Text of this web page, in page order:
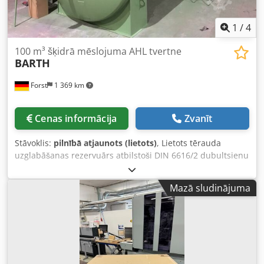
1 /4
Forst 1 369 km
100 m³ šķidrā mēslojuma AHL tvertne
BARTH
Cenas informācija Zvanīt
Stāvoklis: pilnībā atjaunots (lietots), Lietots tērauda
uzglabāšanas rezervuārs atbilstoši DIN 6616/2 dubultsienu
izpildījumā (ar pārbaudes sertifikātu), paredzēts virszemes
uzglabāšanai, ar segliem kājām, 1 lūka ar PE aklo vāku,
blīvi, skrūvēm un uzgriežņiem (nerūsējošais tērauds).
Rezervuārs mūsu speciālistu rūpīgi iztīrīts un aprīkots ar
iekšējo pārklājumu, kas piemērots šķidrā mēslojuma
uzglabāšanai. Tilpums: 100 000 litri Diametrs: apm. 2 900
mm Garums: apm. 15 750 mm Svars: apm. 18 800 kg Pēc
pieprasījuma rezervuāru varam nokrāsot ar jaunu ārējo
Mazā sludinājuma